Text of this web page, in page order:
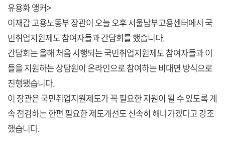
유용화 앵커>
이재갑 고용노동부 장관이 오늘 오후 서울남부고용센터에서 국
민취업지원제도 참여자들과 간담회를 했습니다.
간담회는 올해 처음 시행되는 국민취업지원제도 참여자들과 이
들을 지원하는 상담원이 온라인으로 참여하는 비대면 방식으로
진행됐습니다.
이 장관은 국민취업지원제도가 꼭 필요한 지원이 될 수 있도록 계
속 점검하는 한편 필요한 제도개선도 신속히 해나가겠다고 강조
했습니다.